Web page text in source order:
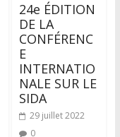
24e ÉDITION
DE LA
CONFÉRENC
E
INTERNATIO
NALE SUR LE
SIDA
29 juillet 2022
0